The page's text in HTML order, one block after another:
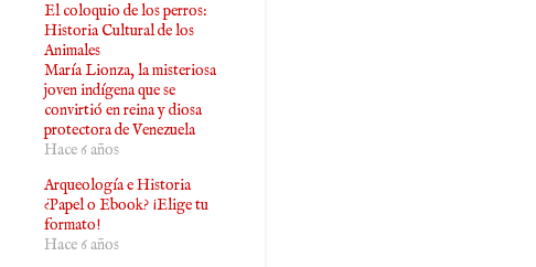
El coloquio de los perros:
Historia Cultural de los
Animales
María Lionza, la misteriosa
joven indígena que se
convirtió en reina y diosa
protectora de Venezuela
Hace 6 años
Arqueología e Historia
¿Papel o Ebook? ¡Elige tu
formato!
Hace 6 años